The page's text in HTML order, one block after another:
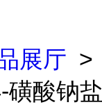
展厅 >
磺酸钠盐